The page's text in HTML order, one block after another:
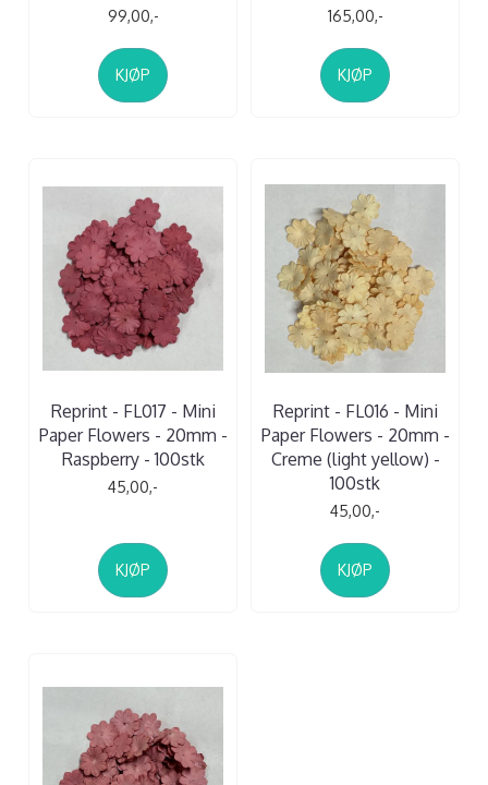
99,00,-
KJØP
165,00,-
KJØP
Reprint - FL017 - Mini
Paper Flowers - 20mm -
Raspberry - 100stk
45,00,-
KJØP
Reprint - FL016 - Mini
Paper Flowers - 20mm -
Creme (light yellow) -
100stk
45,00,-
KJØP